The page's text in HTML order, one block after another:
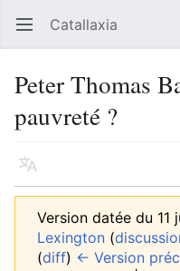
Ouvrir le menu principal Catallaxia
Peter Thomas
pauvreté ?
Langue
Version datée du 11
Lexington (
(diff) ← Version